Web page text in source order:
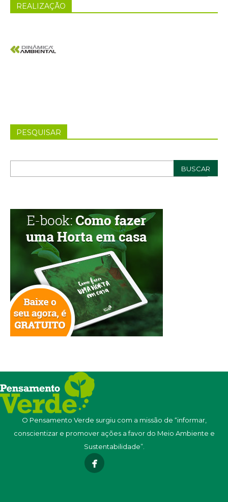
REALIZAÇÃO
PESQUISAR
O Pensamento Verde surgiu com a missão de “informar,
conscientizar e promover ações a favor do Meio Ambiente e
Sustentabilidade”.